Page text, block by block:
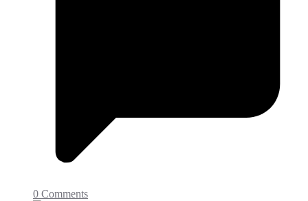
0 Comments